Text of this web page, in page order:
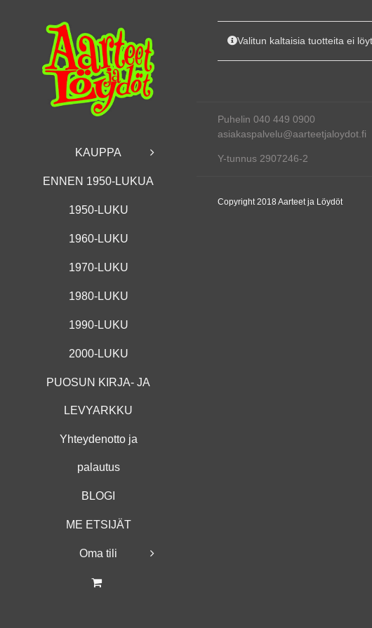
KAUPPA
ENNEN 1950-LUKUA
1950-LUKU
1960-LUKU
1970-LUKU
1980-LUKU
1990-LUKU
2000-LUKU
PUOSUN KIRJA- JA
LEVYARKKU
Yhteydenotto ja
palautus
BLOGI
ME ETSIJÄT
Oma tili
Valitun kaltaisia tuotteita ei
Puhelin 040 449 0900
asiakaspalvelu@aarteetjaloydot.fi
Y-tunnus 2907246-2
Copyright 2018 Aarteet ja Löydöt